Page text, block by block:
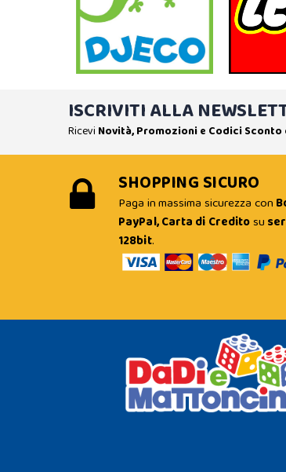
ISCRIVITI ALLA
Ricevi Novità, Promozioni e Codici Sconto
SHOPPING SICURO
Paga in massima sicurezza con
PayPal, Carta di Creditosu
128bit.